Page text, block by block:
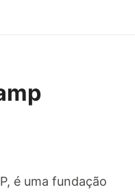
é uma fundação